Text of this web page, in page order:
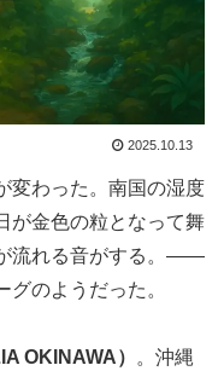
2025.10.13
変わった。南国の湿度
が金色の粒となって舞
流れる音がする。——
のようだった。
OKINAWA） 。沖縄